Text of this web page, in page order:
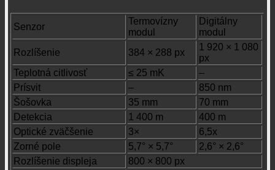
Senzor
Termovízny
modul
Digitálny
modul
Rozlíšenie
384 × 288 px
1 920 × 1 080
px
Teplotná citlivosť
≤ 25 mK
–
Prísvit
–
850 nm
Šošovka
35 mm
70 mm
Detekcia
1 400 m
400 m
Optické zväčšenie
3×
6,5x
Zorné pole
5,7° × 5,7°
2,6° × 2,6°
Rozlíšenie displeja
800 × 800 px